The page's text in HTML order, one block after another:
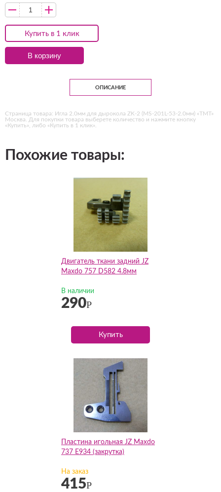
Купить в 1 клик
В корзину
ОПИСАНИЕ
Страница товара: Игла 2.0мм для дырокола ZK-2 (MS-201L-53-2.0мм) «ТМТ»
Москва. Для покупки товара выберете количество и нажмите кнопку
«Купить», либо «Купить в 1 клик».
Похожие товары:
Двигатель ткани задний JZ
Maxdo 757 D582 4.8мм
В наличии
290Р
Купить
Пластина игольная JZ Maxdo
737 E934 (закрутка)
На заказ
415Р